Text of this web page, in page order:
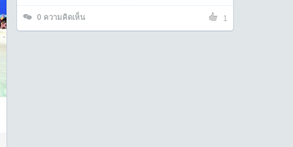
0 ความคิดเห็น 1